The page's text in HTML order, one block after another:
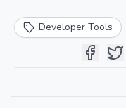
Developer Tools